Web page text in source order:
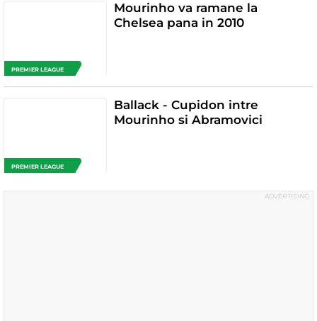
PREMIER LEAGUE
Mourinho va ramane la
Chelsea pana in 2010
PREMIER LEAGUE
Ballack - Cupidon intre
Mourinho si Abramovici